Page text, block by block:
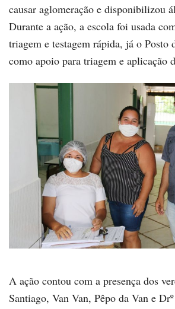
causar aglomeração e disponibilizou
Durante a ação, a escola foi usada
triagem e testagem rápida, já o Posto
como apoio para triagem e aplicação
A ação contou com a presença dos
Santiago, Van Van, Pêpo da Van e